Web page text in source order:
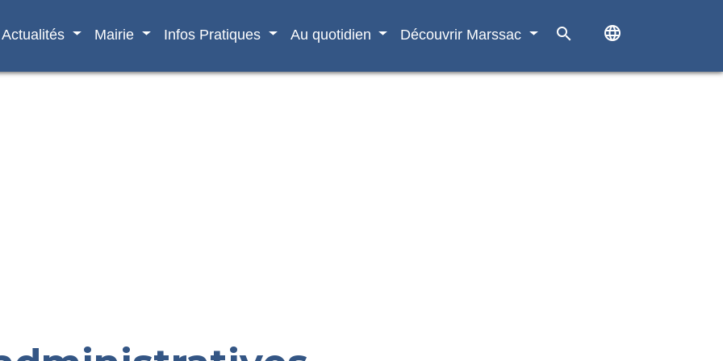
Actualités Mairie Infos Pratiques Au quotidien Découvrir Marssac search language